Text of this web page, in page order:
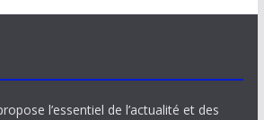
l’essentiel de l’actualité et des